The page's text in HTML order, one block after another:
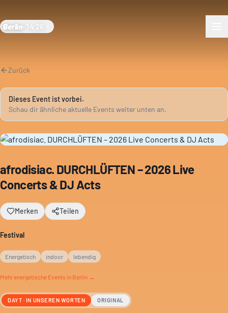
Berlin 14:26
Zurück
Dieses Event ist vorbei.
Schau dir ähnliche aktuelle Events weiter unten an.
afrodisiac. DURCHLÜFTEN – 2026 Live
Concerts & DJ Acts
Merken Teilen
Festival
Energetisch indoor lebendig
Mehr energetische Events in Berlin →
DAYT · IN UNSEREN WORTEN ORIGINAL